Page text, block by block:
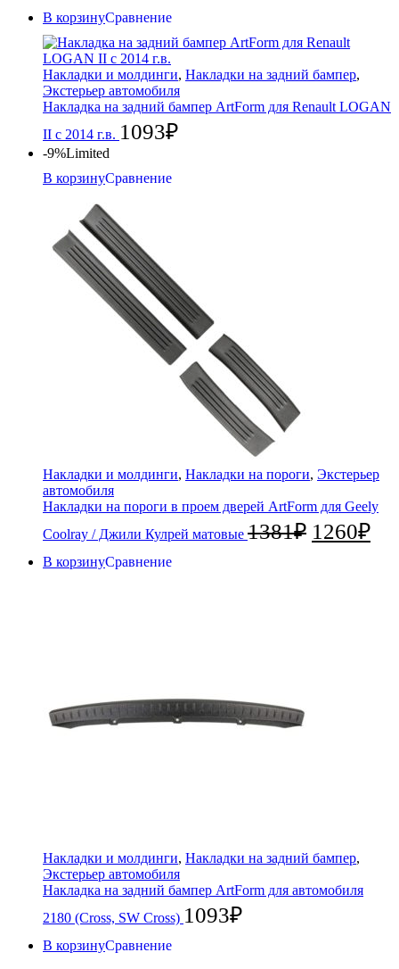
В корзинуСравнение
Накладки и молдинги, Накладки на задний бампер,
Экстерьер автомобиля
Накладка на задний бампер ArtForm для Renault LOGAN
II с 2014 г.в. 1093₽
-9%Limited
В корзинуСравнение
Накладки и молдинги, Накладки на пороги, Экстерьер
автомобиля
Накладки на пороги в проем дверей ArtForm для Geely
Coolray / Джили Кулрей матовые 1381₽ 1260₽
В корзинуСравнение
Накладки и молдинги, Накладки на задний бампер,
Экстерьер автомобиля
Накладка на задний бампер ArtForm для автомобиля
2180 (Cross, SW Cross) 1093₽
В корзинуСравнение